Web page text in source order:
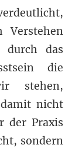
Verstehen
das
die
stehen,
nicht
der Praxis
sondern